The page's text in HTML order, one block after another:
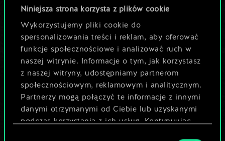
Niniejsza strona korzysta z plików cookie
Wykorzystujemy pliki cookie do
spersonalizowania treści i reklam, aby oferować
funkcje społecznościowe i analizować ruch w
naszej witrynie. Informacje o tym, jak korzystasz
z naszej witryny, udostępniamy partnerom
społecznościowym, reklamowym i analitycznym.
Partnerzy mogą połączyć te informacje z innymi
danymi otrzymanymi od Ciebie lub uzyskanymi
podczas korzystania z ich usług. Kontynuując
odkryć jej
potencjał!
Nazwij talię i opisz swoją strategię
Edytuj talię